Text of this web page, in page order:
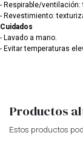
- Respirable/
- Revestimiento:
Cuidados
- Lavado a mano.
- Evitar temperaturas
Productos
Estos productos